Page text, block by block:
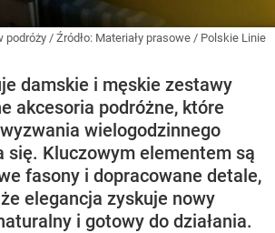
podróży / Źródło: Materiały prasowe / Polskie Linie
damskie i męskie zestawy
akcesoria podróżne, które
wielogodzinnego
się. Kluczowym elementem są
fasony i dopracowane detale,
elegancja zyskuje nowy
i gotowy do działania.